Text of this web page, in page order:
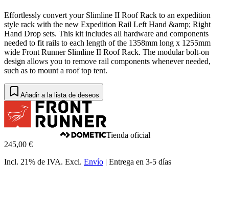
Effortlessly convert your Slimline II Roof Rack to an expedition
style rack with the new Expedition Rail Left Hand &amp; Right
Hand Drop sets. This kit includes all hardware and components
needed to fit rails to each length of the 1358mm long x 1255mm
wide Front Runner Slimline II Roof Rack. The modular bolt-on
design allows you to remove rail components whenever needed,
such as to mount a roof top tent.
Añadir a la lista de deseos
Tienda oficial
245,00 €
Incl. 21% de IVA. Excl. Envío | Entrega en 3-5 días